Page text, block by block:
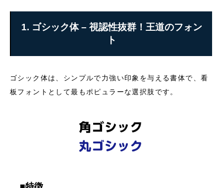
1. ゴシック体 – 視認性抜群！王道のフォン
ト
ゴシック体は、シンプルで力強い印象を与える書体で、看
板フォントとして最もポピュラーな選択肢です。